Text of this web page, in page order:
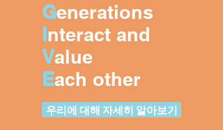
Generations
Interact and
Value
Each other
우리에 대해 자세히 알아보기